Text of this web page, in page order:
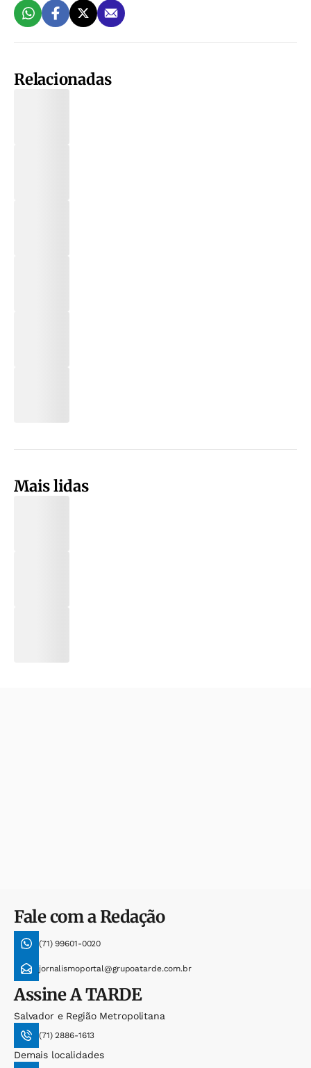
Relacionadas
Mais lidas
Fale com a Redação
(71) 99601-0020
jornalismoportal@grupoatarde.com.br
AssineA TARDE
Salvador e Região Metropolitana
(71) 2886-1613
Demais localidades